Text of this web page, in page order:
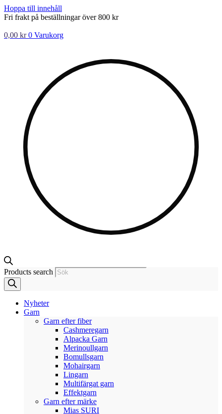
Hoppa till innehåll
Fri frakt på beställningar över 800 kr
0,00 kr 0 Varukorg
Products search
Nyheter
Garn
Garn efter fiber
Cashmeregarn
Alpacka Garn
Merinoullgarn
Bomullsgarn
Mohairgarn
Lingarn
Multifärgat garn
Effektgarn
Garn efter märke
Mias SURI